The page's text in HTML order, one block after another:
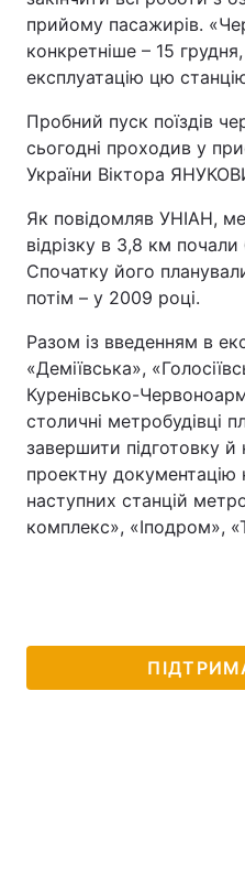
прийому пасажирів.
конкретніше – 15
експлуатацію цю
Пробний пуск поїздів
сьогодні проходив у
України Віктора
Як повідомляв УНІАН,
відрізку в 3,8 км
Спочатку його
потім – у 2009 році.
Разом із введенням в
«Деміївська»,
Куренівсько-
столичні метробудівці
завершити підготовку
проектну документацію
наступних станцій
комплекс», «Іподром»,